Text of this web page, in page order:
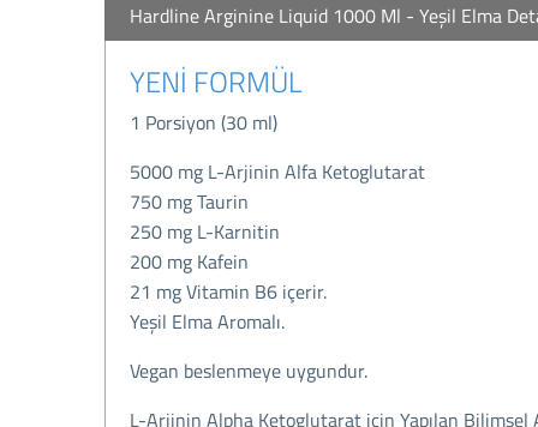
Hardline Arginine Liquid 1000 Ml - Yeşil Elma
YENİ FORMÜL
1 Porsiyon (30 ml)
5000 mg L-Arjinin Alfa Ketoglutarat
750 mg Taurin
250 mg L-Karnitin
200 mg Kafein
21 mg Vitamin B6 içerir.
Yeşil Elma Aromalı.
Vegan beslenmeye uygundur.
L-Arjinin Alpha Ketoglutarat için Yapılan Bilimsel